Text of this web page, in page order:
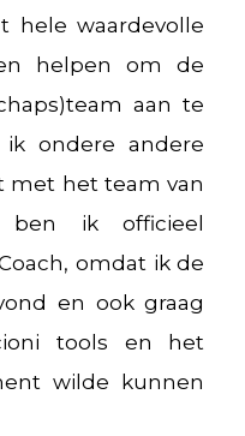
hele waardevolle
helpen om de
aan te
ondere andere
met het team van
ben ik officieel
omdat ik de
en ook graag
tools en het
wilde kunnen